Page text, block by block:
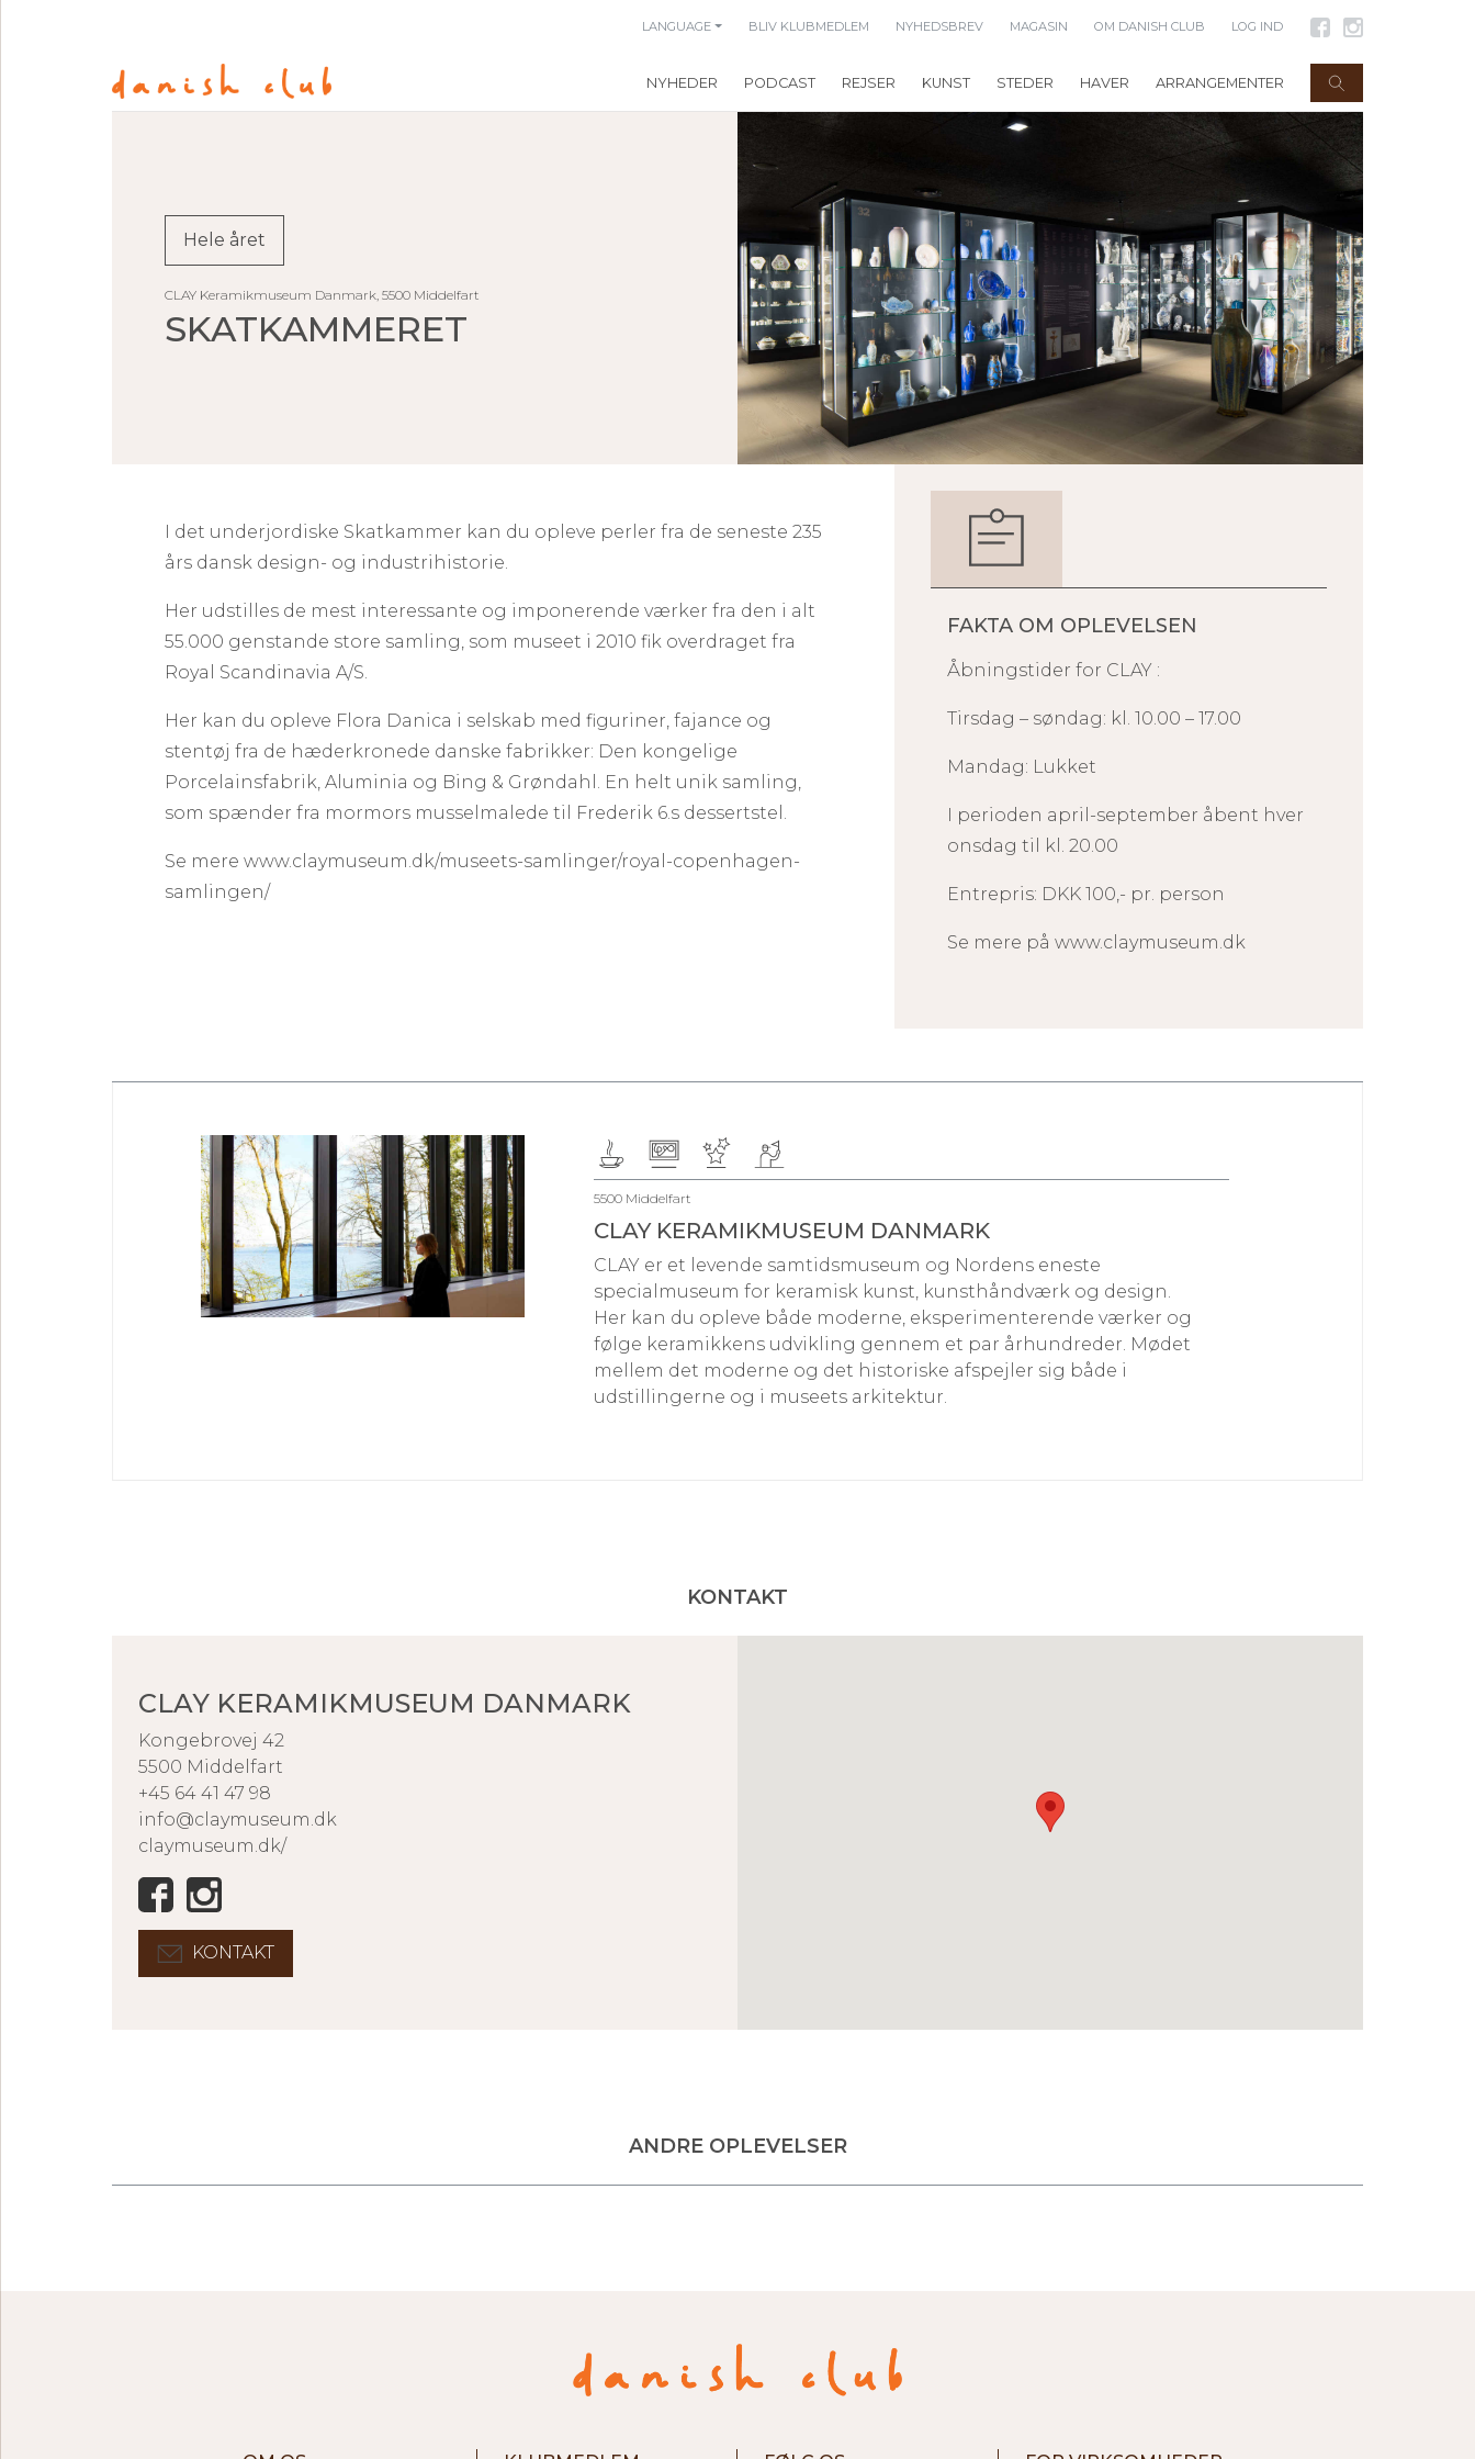
LANGUAGE BLIV KLUBMEDLEM NYHEDSBREV MAGASIN OM DANISH CLUB LOG IND
NYHEDER PODCAST REJSER KUNST STEDER HAVER ARRANGEMENTER
Hele året
CLAY Keramikmuseum Danmark, 5500 Middelfart
SKATKAMMERET
I det underjordiske Skatkammer kan du opleve perler fra de seneste 235
års dansk design- og industrihistorie.
Her udstilles de mest interessante og imponerende værker fra den i alt
55.000 genstande store samling, som museet i 2010 fik overdraget fra
Royal Scandinavia A/S.
Her kan du opleve Flora Danica i selskab med figuriner, fajance og
stentøj fra de hæderkronede danske fabrikker: Den kongelige
Porcelainsfabrik, Aluminia og Bing & Grøndahl. En helt unik samling,
som spænder fra mormors musselmalede til Frederik 6.s dessertstel.
Se mere www.claymuseum.dk/museets-samlinger/royal-copenhagen-
samlingen/
FAKTA OM OPLEVELSEN
Åbningstider for CLAY :
Tirsdag – søndag: kl. 10.00 – 17.00
Mandag: Lukket
I perioden april-september åbent hver
onsdag til kl. 20.00
Entrepris: DKK 100,- pr. person
Se mere på www.claymuseum.dk
5500 Middelfart
CLAY KERAMIKMUSEUM DANMARK
CLAY er et levende samtidsmuseum og Nordens eneste
specialmuseum for keramisk kunst, kunsthåndværk og design.
Her kan du opleve både moderne, eksperimenterende værker og
følge keramikkens udvikling gennem et par århundreder. Mødet
mellem det moderne og det historiske afspejler sig både i
udstillingerne og i museets arkitektur.
KONTAKT
CLAY KERAMIKMUSEUM DANMARK
Kongebrovej 42
5500 Middelfart
+45 64 41 47 98
info@claymuseum.dk
claymuseum.dk/
KONTAKT
ANDRE OPLEVELSER